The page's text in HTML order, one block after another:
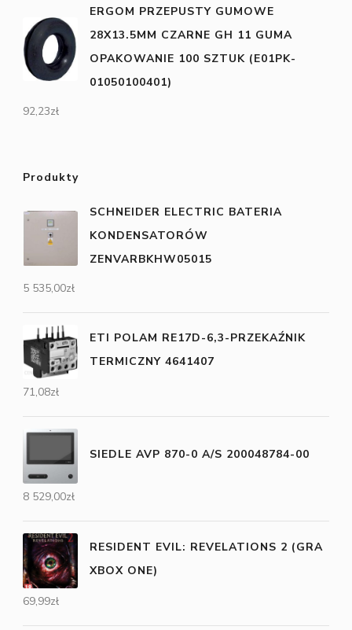
ERGOM PRZEPUSTY GUMOWE
28X13.5MM CZARNE GH 11 GUMA
OPAKOWANIE 100 SZTUK (E01PK-
01050100401)
92,23zł
Produkty
SCHNEIDER ELECTRIC BATERIA
KONDENSATORÓW
ZENVARBKHW05015
5 535,00zł
ETI POLAM RE17D-6,3-PRZEKAŹNIK
TERMICZNY 4641407
71,08zł
SIEDLE AVP 870-0 A/S 200048784-00
8 529,00zł
RESIDENT EVIL: REVELATIONS 2 (GRA
XBOX ONE)
69,99zł